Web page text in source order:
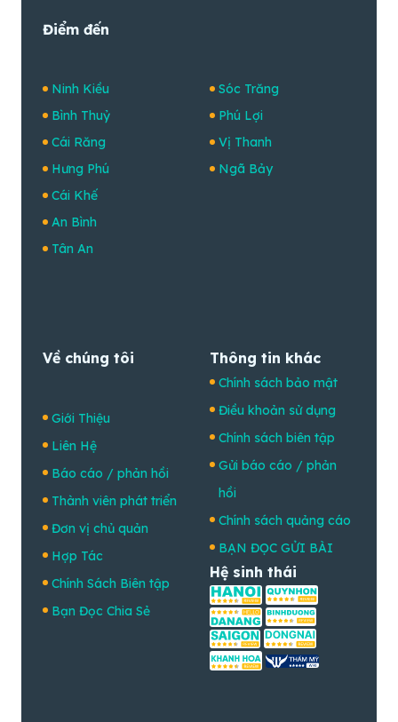
Điểm đến
Ninh Kiều
Bình Thuỷ
Cái Răng
Hưng Phú
Cái Khế
An Bình
Tân An
Sóc Trăng
Phú Lợi
Vị Thanh
Ngã Bảy
Về chúng tôi
Giới Thiệu
Liên Hệ
Báo cáo / phản hồi
Thành viên phát triển
Đơn vị chủ quản
Hợp Tác
Chính Sách Biên tập
Bạn Đọc Chia Sẻ
Thông tin khác
Chính sách bảo mật
Điều khoản sử dụng
Chính sách biên tập
Gửi báo cáo / phản
hồi
Chính sách quảng cáo
BẠN ĐỌC GỬI BÀI
Hệ sinh thái